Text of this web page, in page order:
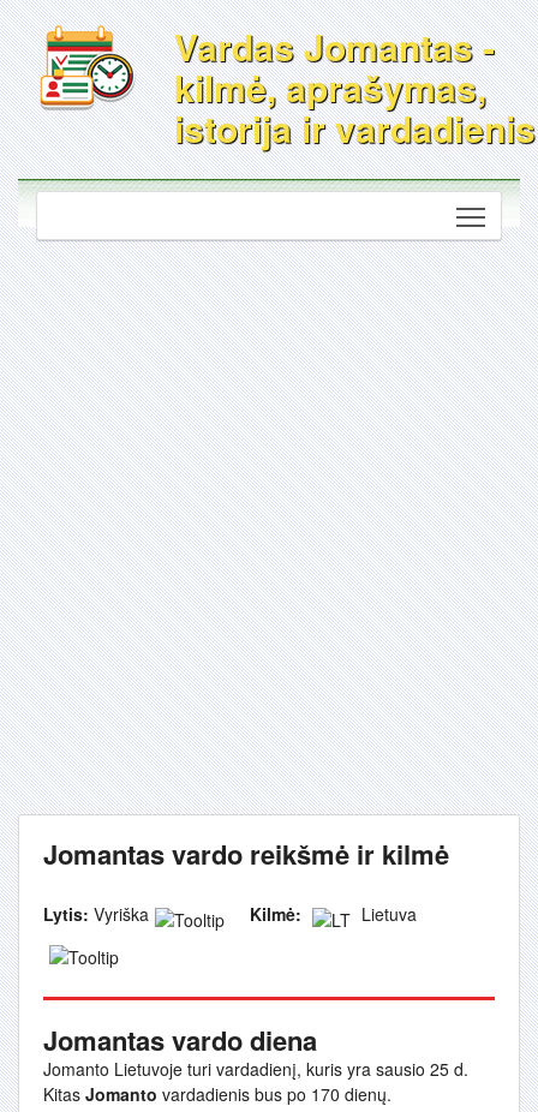
Vardas Jomantas -
kilmė, aprašymas,
istorija ir vardadienis
Jomantas vardo reikšmė ir kilmė
Lytis: Vyriška Kilmė: Lietuva
Jomantas vardo diena
Jomanto Lietuvoje turi vardadienį, kuris yra sausio 25 d.
Kitas Jomanto vardadienis bus po 170 dienų.